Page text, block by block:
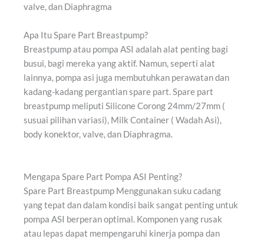
valve, dan Diaphragma
Apa Itu Spare Part Breastpump?
Breastpump atau pompa ASI adalah alat penting bagi
busui, bagi mereka yang aktif. Namun, seperti alat
lainnya, pompa asi juga membutuhkan perawatan dan
kadang-kadang pergantian spare part. Spare part
breastpump meliputi Silicone Corong 24mm/27mm (
susuai pilihan variasi), Milk Container ( Wadah Asi),
body konektor, valve, dan Diaphragma.
Mengapa Spare Part Pompa ASI Penting?
Spare Part Breastpump Menggunakan suku cadang
yang tepat dan dalam kondisi baik sangat penting untuk
pompa ASI berperan optimal. Komponen yang rusak
atau lepas dapat mempengaruhi kinerja pompa dan